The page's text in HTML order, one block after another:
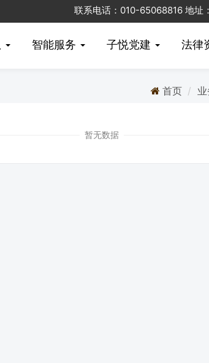
联系电话：010-65068816 地址
智能服务 子悦党建 法律
首页
暂无数据